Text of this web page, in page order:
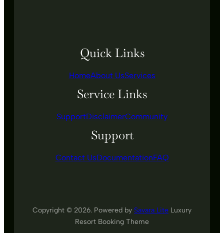
Quick Links
HomeAbout UsServices
Service Links
SupportDisclaimerCommunity
Support
Contact UsDocumentationFAQ
Copyright © 2026. Powered by Savara Lite Luxury
Resort Booking Theme